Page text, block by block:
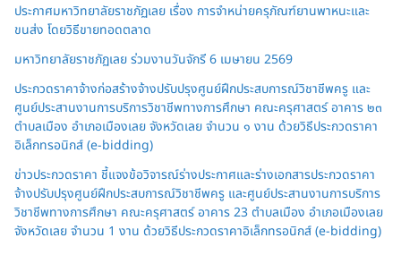
ประกาศมหาวิทยาลัยราชภัฏเลย เรื่อง การจำหน่ายครุภัณฑ์ยานพาหนะและ
ขนส่ง โดยวิธีขายทอดตลาด
มหาวิทยาลัยราชภัฏเลย ร่วมงานวันจักรี 6 เมษายน 2569
ประกวดราคาจ้างก่อสร้างจ้างปรับปรุงศูนย์ฝึกประสบการณ์วิชาชีพครู และ
ศูนย์ประสานงานการบริการวิชาชีพทางการศึกษา คณะครุศาสตร์ อาคาร ๒๓
ตำบลเมือง อำเภอเมืองเลย จังหวัดเลย จำนวน ๑ งาน ด้วยวิธีประกวดราคา
อิเล็กทรอนิกส์ (e-bidding)
ข่าวประกวดราคา ชี้แจงข้อวิจารณ์ร่างประกาศและร่างเอกสารประกวดราคา
จ้างปรับปรุงศูนย์ฝึกประสบการณ์วิชาชีพครู และศูนย์ประสานงานการบริการ
วิชาชีพทางการศึกษา คณะครุศาสตร์ อาคาร 23 ตำบลเมือง อำเภอเมืองเลย
จังหวัดเลย จำนวน 1 งาน ด้วยวิธีประกวดราคาอิเล็กทรอนิกส์ (e-bidding)